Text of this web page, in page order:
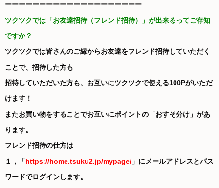
ーーーーーーーーーーーーーーーーーーーー
ツクツクでは「お友達招待（フレンド招待）」が出来るってご存知
ですか？
ツクツクでは皆さんのご縁からお友達をフレンド招待していただく
ことで、招待した方も
招待していただいた方も、お互いにツクツクで使える100Pがいただ
けます！
またお買い物をすることでお互いにポイントの「おすそ分け」があ
ります。
フレンド招待の仕方は
１，「https://home.tsuku2.jp/mypage/ 」にメールアドレスとパス
ワードでログインします。